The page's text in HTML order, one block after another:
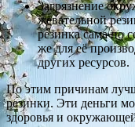
Загрязнение
жевательной
резинка сама по
же для её
других ресурсов.
По этим причинам
резинки. Эти деньги
здоровья и